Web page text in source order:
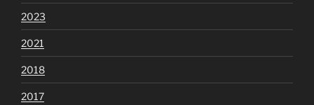
2023
2021
2018
2017